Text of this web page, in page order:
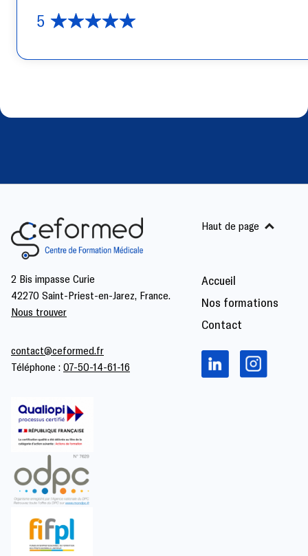
5
2 Bis impasse Curie
42270 Saint-Priest-en-Jarez, France.
Nous trouver
Accueil
Nos formations
Contact
Haut de page
contact@ceformed.fr
Téléphone : 07-50-14-61-16